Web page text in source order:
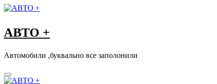
Перейти
АВТО +
Автомобили ,буквально все заполонили